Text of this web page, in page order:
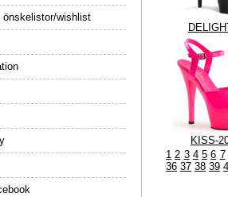
KISS-
1 2 3 4 5 6 7
36 37 38 39
önskelistor/wishlist